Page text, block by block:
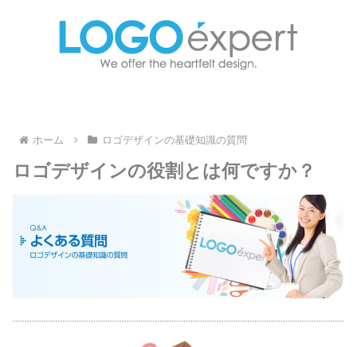
ホーム ロゴデザインの基礎知識の質問
ロゴデザインの役割とは何ですか？